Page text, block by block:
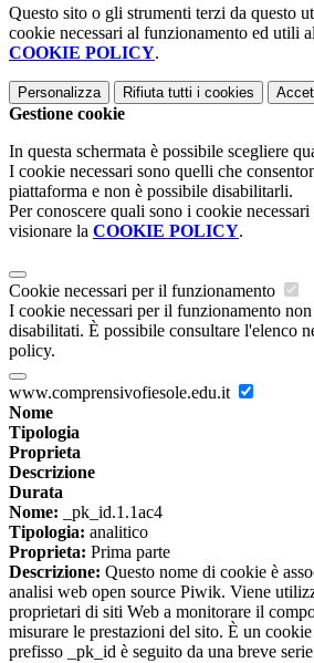
Questo sito o gli strumenti terzi da questo
cookie necessari al funzionamento ed utili
COOKIE POLICY.
Personalizza Rifiuta tutti i cookies
Gestione cookie
In questa schermata è possibile scegliere
I cookie necessari sono quelli che
piattaforma e non è possibile disabilitarli.
Per conoscere quali sono i cookie
visionare la COOKIE POLICY.
Cookie necessari per il funzionamento
I cookie necessari per il funzionamento non
disabilitati. È possibile consultare l'elenco
policy.
www.comprensivofiesole.edu.it
Nome
Tipologia
Proprieta
Descrizione
Durata
Nome: _pk_id.1.1ac4
Tipologia: analitico
Proprieta: Prima parte
Descrizione: Questo nome di cookie è
analisi web open source Piwik. Viene
proprietari di siti Web a monitorare il
misurare le prestazioni del sito. È un
prefisso _pk_id è seguito da una breve